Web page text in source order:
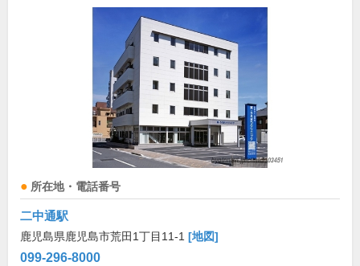
所在地・電話番号
二中通駅
鹿児島県鹿児島市荒田1丁目11-1 [地図]
099-296-8000